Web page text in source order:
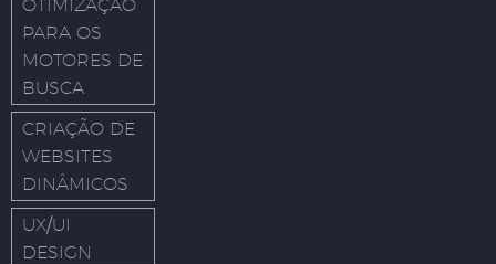
OTIMIZAÇÃO
PARA OS
MOTORES DE
BUSCA
CRIAÇÃO DE
WEBSITES
DINÂMICOS
UX/UI
DESIGN